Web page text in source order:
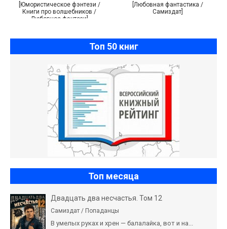
[Юмористическое фэнтези /
Книги про волшебников /
Любовное фэнтези]
[Любовная фантастика /
Самиздат]
Топ 50 книг
Топ месяца
Двадцать два несчастья. Том 12
Самиздат / Попаданцы
В умелых руках и хрен — балалайка, вот и на...